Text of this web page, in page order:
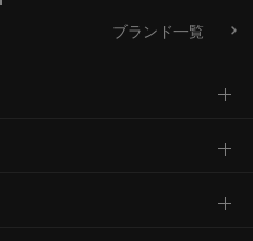
ブランド一覧